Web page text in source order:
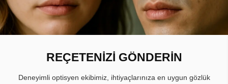
REÇETENİZİ GÖNDERİN
Deneyimli optisyen ekibimiz, ihtiyaçlarınıza en uygun gözlük